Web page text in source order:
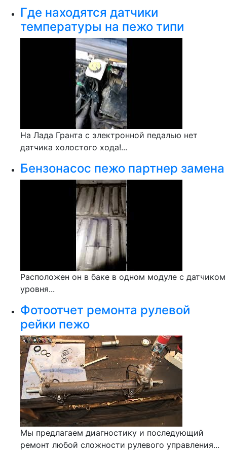
Где находятся датчики
температуры на пежо типи
На Лада Гранта с электронной педалью нет
датчика холостого хода!...
Бензонасос пежо партнер замена
Расположен он в баке в одном модуле с датчиком
уровня...
Фотоотчет ремонта рулевой
рейки пежо
Мы предлагаем диагностику и последующий
ремонт любой сложности рулевого управления...